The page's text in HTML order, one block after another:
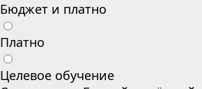
Бюджет и платно
Платно
Целевое обучение